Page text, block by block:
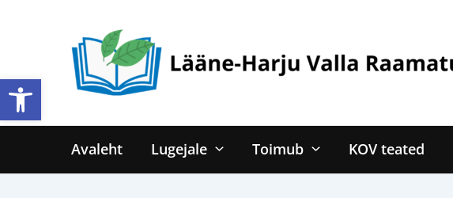
Open toolbar
Avaleht Lugejale Toimub KOV teated